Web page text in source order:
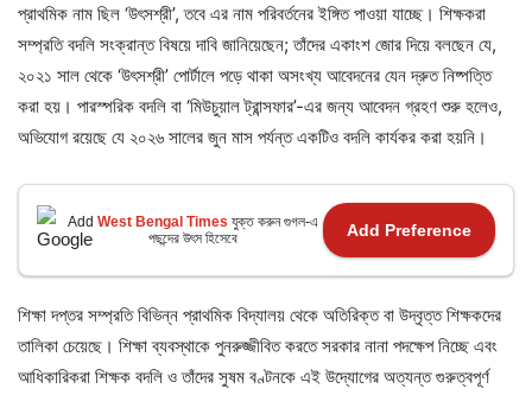
প্রাথমিক নাম ছিল ‘উৎসশ্রী’, তবে এর নাম পরিবর্তনের ইঙ্গিত পাওয়া যাচ্ছে। শিক্ষকরা
সম্প্রতি বদলি সংক্রান্ত বিষয়ে দাবি জানিয়েছেন; তাঁদের একাংশ জোর দিয়ে বলছেন যে,
২০২১ সাল থেকে ‘উৎসশ্রী’ পোর্টালে পড়ে থাকা অসংখ্য আবেদনের যেন দ্রুত নিষ্পত্তি
করা হয়। পারস্পরিক বদলি বা ‘মিউচুয়াল ট্রান্সফার’-এর জন্য আবেদন গ্রহণ শুরু হলেও,
অভিযোগ রয়েছে যে ২০২৬ সালের জুন মাস পর্যন্ত একটিও বদলি কার্যকর করা হয়নি।
Add West Bengal Times যুক্ত করুন গুগল-এ
পছন্দের উৎস হিসেবে
Add Preference
শিক্ষা দপ্তর সম্প্রতি বিভিন্ন প্রাথমিক বিদ্যালয় থেকে অতিরিক্ত বা উদ্বৃত্ত শিক্ষকদের
তালিকা চেয়েছে। শিক্ষা ব্যবস্থাকে পুনরুজ্জীবিত করতে সরকার নানা পদক্ষেপ নিচ্ছে এবং
আধিকারিকরা শিক্ষক বদলি ও তাঁদের সুষম বণ্টনকে এই উদ্যোগের অত্যন্ত গুরুত্বপূর্ণ